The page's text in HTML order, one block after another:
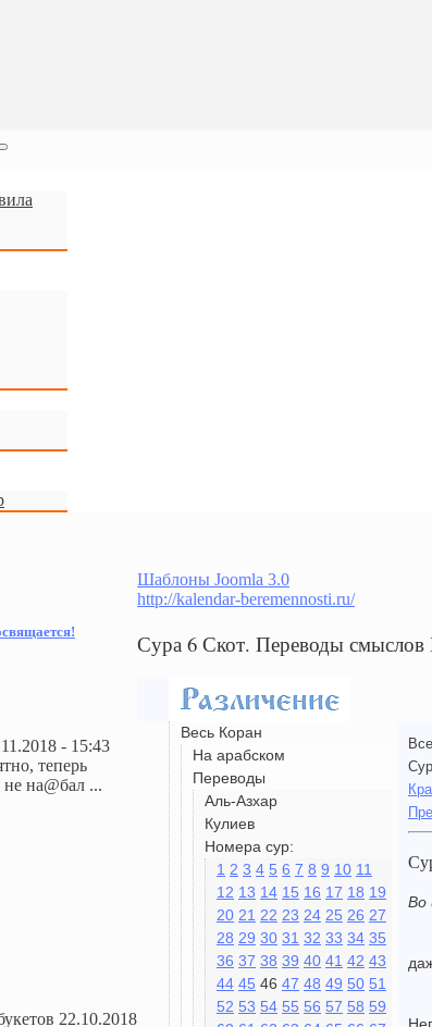
Шаблоны Joomla 3.0
http://kalendar-beremennosti.ru/
Сура 6 Скот. Переводы
Весь Коран
На арабском
Переводы
Аль-Азхар
Кулиев
Номера сур:
1 2 3 4 5 6 7 8 9 10 11
12 13 14 15 16 17 18 19
20 21 22 23 24 25 26 27
28 29 30 31 32 33 34 35
36 37 38 39 40 41 42 43
44 45 46 47 48 49 50 51
52 53 54 55 56 57 58 59
Во
- 15:43
теперь
на@бал ...
22.10.2018